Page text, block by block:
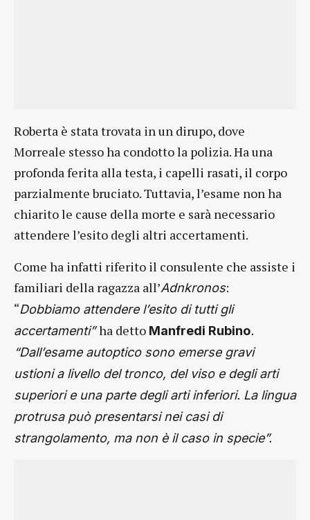
Roberta è stata trovata in un dirupo, dove
Morreale stesso ha condotto la polizia. Ha una
profonda ferita alla testa, i capelli rasati, il corpo
parzialmente bruciato. Tuttavia, l’esame non ha
chiarito le cause della morte e sarà necessario
attendere l’esito degli altri accertamenti.
Come ha infatti riferito il consulente che assiste i
familiari della ragazza all’Adnkronos:
“Dobbiamo attendere l’esito di tutti gli
accertamenti”ha detto Manfredi Rubino.
“Dall’esame autoptico sono emerse gravi
ustioni a livello del tronco, del viso e degli arti
superiori e una parte degli arti inferiori. La lingua
protrusa può presentarsi nei casi di
strangolamento, ma non è il caso in specie”.